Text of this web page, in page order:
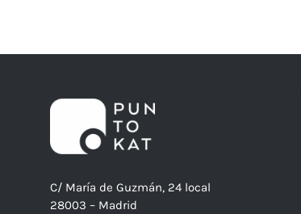
C/ María de Guzmán, 24 local
28003 – Madrid